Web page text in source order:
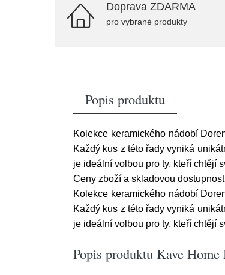
Doprava ZDARMA
pro vybrané produkty
Popis produktu
Kolekce keramického nádobí
Každý kus z této řady vyniká
je ideální volbou pro ty, kteří chtějí
Ceny zboží a skladovou
Kolekce keramického nádobí
Každý kus z této řady vyniká
je ideální volbou pro ty, kteří chtějí
Popis produktu Kave